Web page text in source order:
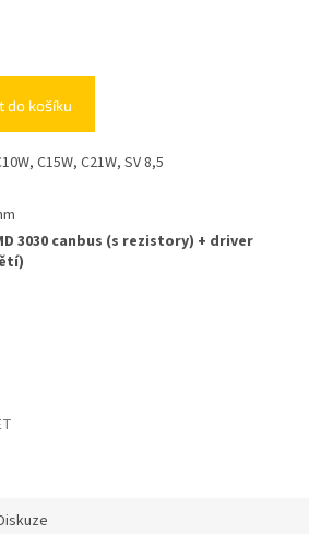
do košíku
C15W, C21W, SV 8,5
3030 canbus (s rezistory) + driver